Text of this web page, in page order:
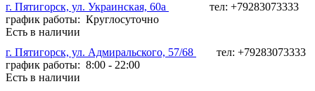
г. Пятигорск, ул. Украинская, 60а
тел: +79283073333
график работы: Круглосуточно
Есть в наличии
г. Пятигорск, ул. Адмиральского, 57/68
тел: +79283073333
график работы: 8:00 - 22:00
Есть в наличии